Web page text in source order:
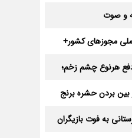
و صوت
ملی مجوزهای کشور+
هرنوع چشم زخم؛
بین بردن حشره برنج
به فوت بازیگران